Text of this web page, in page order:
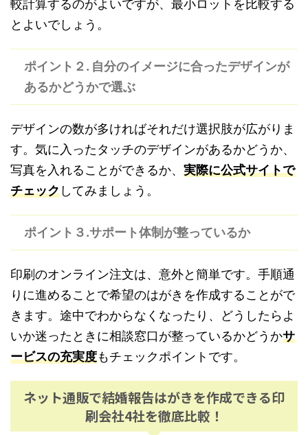
較計算するのがよいですが、最小ロットを比較する
とよいでしょう。
ポイント２. 自分のイメージに合ったデザインが
あるかどうかで選ぶ
デザインの数が多ければそれだけ選択肢が広がりま
す。気に入ったタッチのデザインがあるかどうか、
写真を入れることができるか、 実際に公式サイトで
チェックしてみましょう。
ポイント３.サポート体制が整っているか
印刷のオンライン注文は、意外と簡単です。手順通
りに進めることで希望のはがきを作成することがで
きます。途中でわからなくなったり、どうしたらよ
いか迷ったときに相談窓口が整っているかどうかサ
ービスの充実度もチェックポイントです。
ネット通販で結婚報告はがきを作成できる印
刷会社4社を徹底比較！